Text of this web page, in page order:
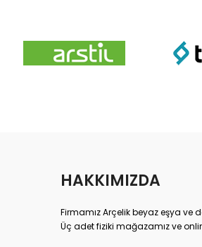
HAKKIMIZDA
Firmamız Arçelik beyaz eşya ve
Üç adet fiziki mağazamız ve